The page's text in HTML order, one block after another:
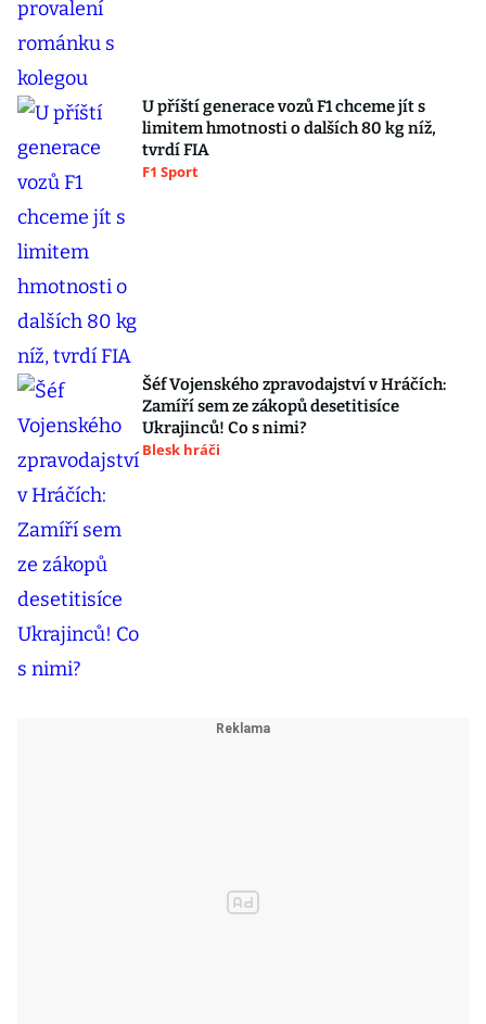
U příští generace vozů F1 chceme jít s
limitem hmotnosti o dalších 80 kg níž,
tvrdí FIA
F1 Sport
Šéf Vojenského zpravodajství v Hráčích:
Zamíří sem ze zákopů desetitisíce
Ukrajinců! Co s nimi?
Blesk hráči